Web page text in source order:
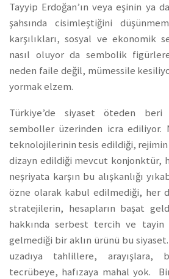
Tayyip Erdoğan’ın veya eşinin ya
şahsında cisimleştiğini
karşılıkları, sosyal ve ekonomik
nasıl oluyor da sembolik
neden faile değil, mümessile
yormak elzem.
Türkiye’de siyaset öteden
semboller üzerinden icra ediliyor.
teknolojilerinin tesis edildiği,
dizayn edildiği mevcut konjonktür,
neşriyata karşın bu alışkanlığı
özne olarak kabul edilmediği, her
stratejilerin, hesapların başat
hakkında serbest tercih ve
gelmediği bir aklın ürünü bu
uzadıya tahlillere, arayışlara,
tecrübeye, hafızaya mahal yok.